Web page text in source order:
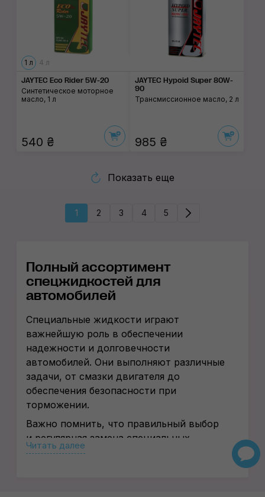
1 л 4 л
JAYTEC Eco Rider 5W-20
Синтетическое моторное
масло, 1 л
540 ₴
JAYTEC Hypoid Super 80W-
90
Трансмиссионное масло, 2 л
985 ₴
Показать еще
1 2 3 4 5
Полный ассортимент
спецжидкостей для
автомобилей
Специальные жидкости играют
важнейшую роль в обеспечении
надежности и долговечности
автомобилей. Они выполняют различные
задачи, от смазки двигателя до
обеспечения безопасности при
торможении.
Важно помнить, что правильный выбор
и регулярная замена специальных
жидкостей – это залог долгой и
Читать далее